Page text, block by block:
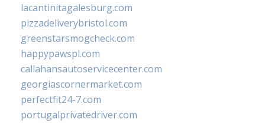
lacantinitagalesburg.com
pizzadeliverybristol.com
greenstarsmogcheck.com
happypawspl.com
callahansautoservicecenter.com
georgiascornermarket.com
perfectfit24-7.com
portugalprivatedriver.com